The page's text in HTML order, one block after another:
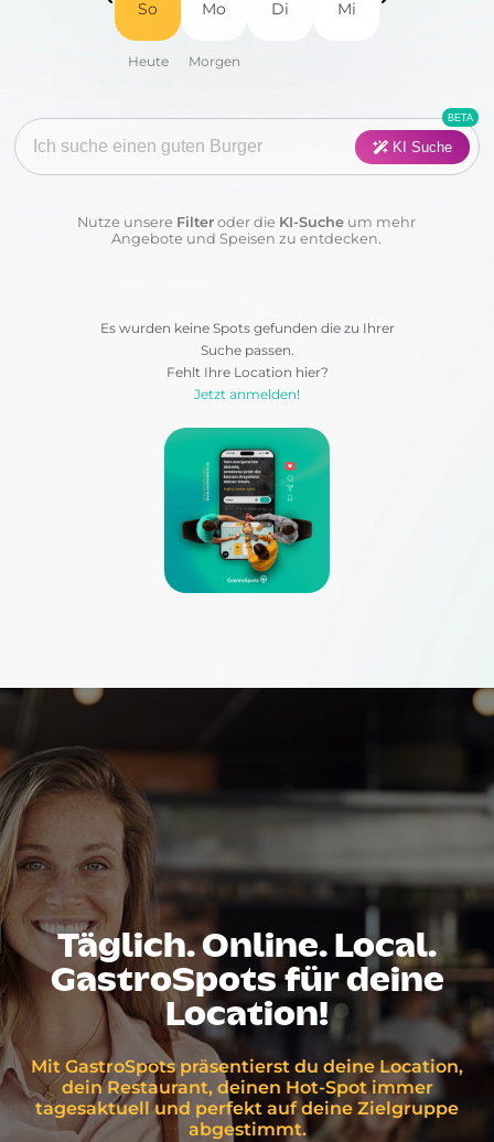
Fisch
Pasta
Sushi Vegan
So Mo Di Mi
KI Suche
Nutze unsere Filter oder die KI-Suche um mehr
Angebote und Speisen zu entdecken.
Es wurden keine Spots gefunden die zu Ihrer
Suche passen.
Fehlt Ihre Location hier?
Jetzt anmelden!
Täglich. Online. Local.
GastroSpots für deine
Location!
Mit GastroSpots präsentierst du deine Location,
dein Restaurant, deinen Hot-Spot immer
tagesaktuell und perfekt auf deine Zielgruppe
abgestimmt.